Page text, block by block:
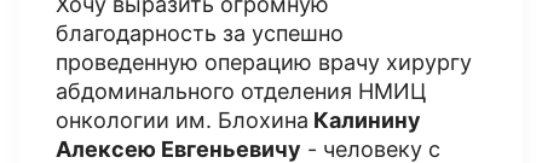
благодарность за успешно
проведенную операцию врачу хирургу
абдоминального отделения НМИЦ
онкологии им. Блохина Калинину
Алексею Евгеньевичу - человеку с